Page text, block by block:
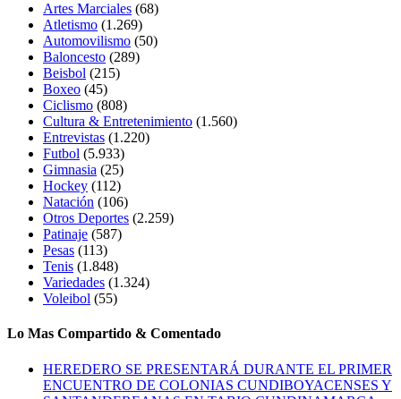
Artes Marciales (68)
Atletismo (1.269)
Automovilismo (50)
Baloncesto (289)
Beisbol (215)
Boxeo (45)
Ciclismo (808)
Cultura & Entretenimiento (1.560)
Entrevistas (1.220)
Futbol (5.933)
Gimnasia (25)
Hockey (112)
Natación (106)
Otros Deportes (2.259)
Patinaje (587)
Pesas (113)
Tenis (1.848)
Variedades (1.324)
Voleibol (55)
Lo Mas Compartido & Comentado
HEREDERO SE PRESENTARÁ DURANTE EL PRIMER
ENCUENTRO DE COLONIAS CUNDIBOYACENSES Y